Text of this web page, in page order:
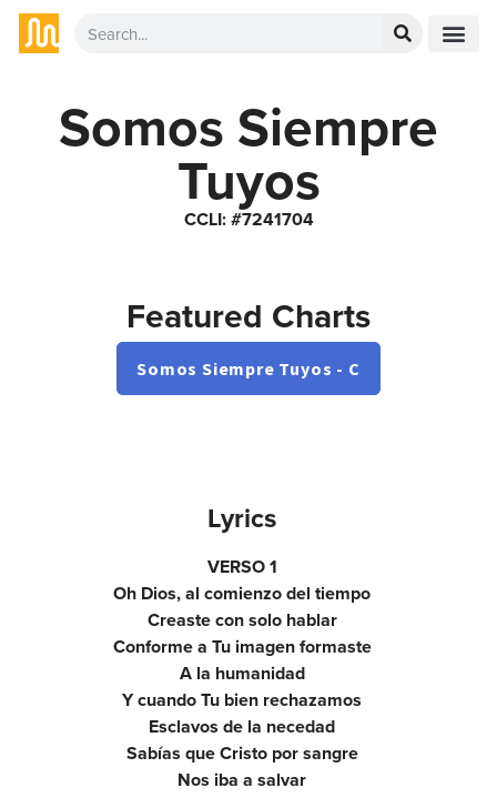
Somos Siempre
Tuyos
CCLI: #7241704
Featured Charts
Somos Siempre Tuyos - C
Lyrics
VERSO 1
Oh Dios, al comienzo del tiempo
Creaste con solo hablar
Conforme a Tu imagen formaste
A la humanidad
Y cuando Tu bien rechazamos
Esclavos de la necedad
Sabías que Cristo por sangre
Nos iba a salvar